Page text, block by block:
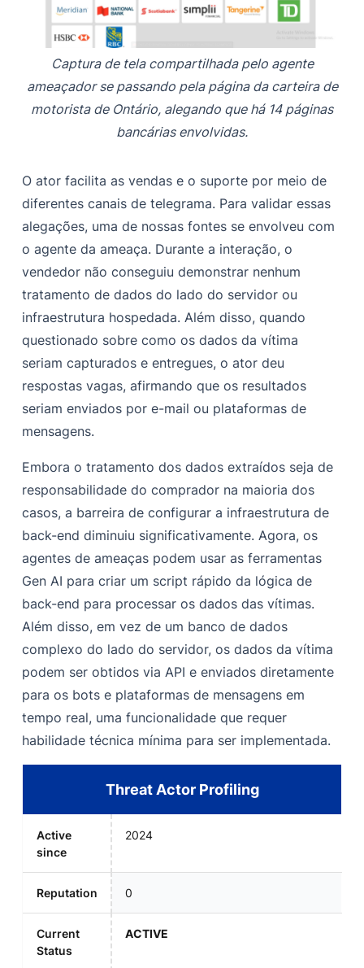
Captura de tela compartilhada pelo agente
ameaçador se passando pela página da carteira de
motorista de Ontário, alegando que há 14 páginas
bancárias envolvidas.
O ator facilita as vendas e o suporte por meio de
diferentes canais de telegrama. Para validar essas
alegações, uma de nossas fontes se envolveu com
o agente da ameaça. Durante a interação, o
vendedor não conseguiu demonstrar nenhum
tratamento de dados do lado do servidor ou
infraestrutura hospedada. Além disso, quando
questionado sobre como os dados da vítima
seriam capturados e entregues, o ator deu
respostas vagas, afirmando que os resultados
seriam enviados por e-mail ou plataformas de
mensagens.
Embora o tratamento dos dados extraídos seja de
responsabilidade do comprador na maioria dos
casos, a barreira de configurar a infraestrutura de
back-end diminuiu significativamente. Agora, os
agentes de ameaças podem usar as ferramentas
Gen AI para criar um script rápido da lógica de
back-end para processar os dados das vítimas.
Além disso, em vez de um banco de dados
complexo do lado do servidor, os dados da vítima
podem ser obtidos via API e enviados diretamente
para os bots e plataformas de mensagens em
tempo real, uma funcionalidade que requer
habilidade técnica mínima para ser implementada.
Threat Actor Profiling
Active
since
2024
Reputation 0
Current
Status
ACTIVE